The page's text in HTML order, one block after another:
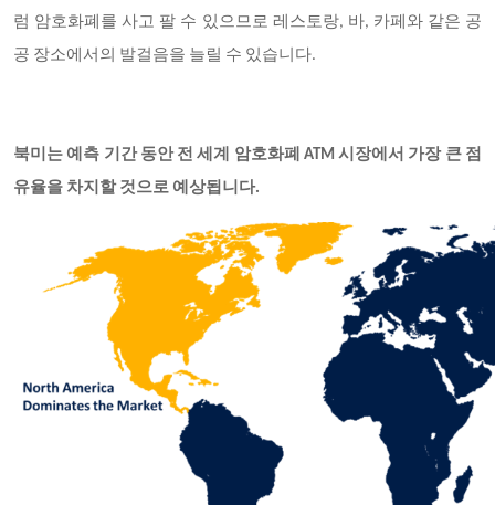
럼 암호화폐를 사고 팔 수 있으므로 레스토랑, 바, 카페와 같은 공
공 장소에서의 발걸음을 늘릴 수 있습니다.
북미는 예측 기간 동안 전 세계 암호화폐 ATM 시장에서 가장 큰 점
유율을 차지할 것으로 예상됩니다.